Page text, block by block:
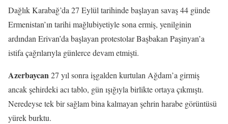
Dağlık Karabağ’da 27 Eylül tarihinde başlayan savaş 44 günde
Ermenistan’ın tarihi mağlubiyetiyle sona ermiş, yenilginin
ardından Erivan’da başlayan protestolar Başbakan Paşinyan’a
istifa çağrılarıyla günlerce devam etmişti.
Azerbaycan27 yıl sonra işgalden kurtulan Ağdam’a girmiş
ancak şehirdeki acı tablo, gün ışığıyla birlikte ortaya çıkmıştı.
Neredeyse tek bir sağlam bina kalmayan şehrin harabe görüntüsü
yürek burktu.